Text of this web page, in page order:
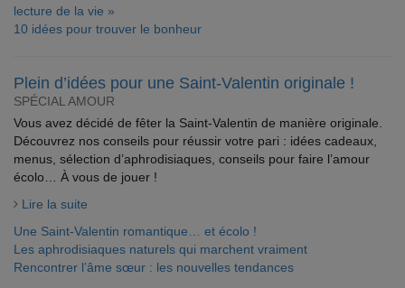
lecture de la vie »
10 idées pour trouver le bonheur
Plein d’idées pour une Saint-Valentin originale !
SPÉCIAL AMOUR
Vous avez décidé de fêter la Saint-Valentin de manière originale.
Découvrez nos conseils pour réussir votre pari : idées cadeaux,
menus, sélection d’aphrodisiaques, conseils pour faire l’amour
écolo… À vous de jouer !
Lire la suite
Une Saint-Valentin romantique… et écolo !
Les aphrodisiaques naturels qui marchent vraiment
Rencontrer l’âme sœur : les nouvelles tendances